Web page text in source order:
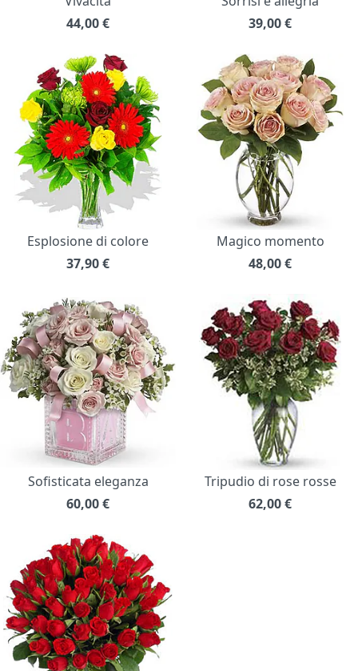
44,00€
39,00€
Esplosione di colore
37,90€
Magico momento
48,00€
Sofisticata eleganza
60,00€
Tripudio di rose rosse
62,00€